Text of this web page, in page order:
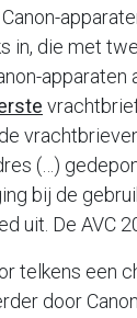
in, die met
apparaten
(…)
bij de
uit. De AVC
telkens een
door